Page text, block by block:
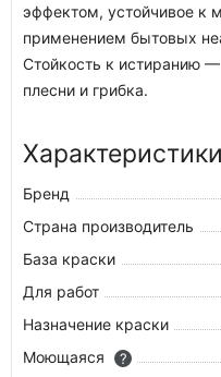
эффектом, устойчивое к
применением бытовых
Стойкость к истиранию
плесни и грибка.
Характеристики
Бренд
Страна производитель
База краски
Для работ
Назначение краски
Моющаяся
?